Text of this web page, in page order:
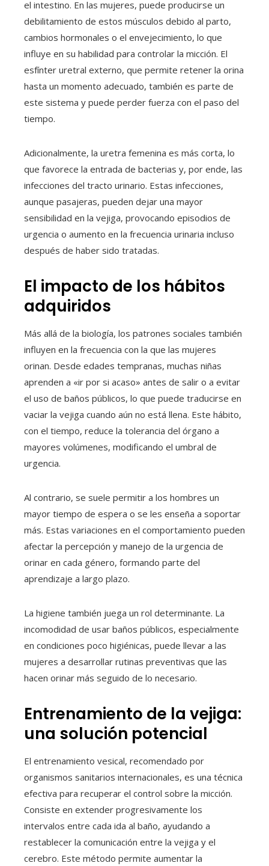
el intestino. En las mujeres, puede producirse un
debilitamiento de estos músculos debido al parto,
cambios hormonales o el envejecimiento, lo que
influye en su habilidad para controlar la micción. El
esfínter uretral externo, que permite retener la orina
hasta un momento adecuado, también es parte de
este sistema y puede perder fuerza con el paso del
tiempo.
Adicionalmente, la uretra femenina es más corta, lo
que favorece la entrada de bacterias y, por ende, las
infecciones del tracto urinario. Estas infecciones,
aunque pasajeras, pueden dejar una mayor
sensibilidad en la vejiga, provocando episodios de
urgencia o aumento en la frecuencia urinaria incluso
después de haber sido tratadas.
El impacto de los hábitos
adquiridos
Más allá de la biología, los patrones sociales también
influyen en la frecuencia con la que las mujeres
orinan. Desde edades tempranas, muchas niñas
aprenden a «ir por si acaso» antes de salir o a evitar
el uso de baños públicos, lo que puede traducirse en
vaciar la vejiga cuando aún no está llena. Este hábito,
con el tiempo, reduce la tolerancia del órgano a
mayores volúmenes, modificando el umbral de
urgencia.
Al contrario, se suele permitir a los hombres un
mayor tiempo de espera o se les enseña a soportar
más. Estas variaciones en el comportamiento pueden
afectar la percepción y manejo de la urgencia de
orinar en cada género, formando parte del
aprendizaje a largo plazo.
La higiene también juega un rol determinante. La
incomodidad de usar baños públicos, especialmente
en condiciones poco higiénicas, puede llevar a las
mujeres a desarrollar rutinas preventivas que las
hacen orinar más seguido de lo necesario.
Entrenamiento de la vejiga:
una solución potencial
El entrenamiento vesical, recomendado por
organismos sanitarios internacionales, es una técnica
efectiva para recuperar el control sobre la micción.
Consiste en extender progresivamente los
intervalos entre cada ida al baño, ayudando a
restablecer la comunicación entre la vejiga y el
cerebro. Este método permite aumentar la